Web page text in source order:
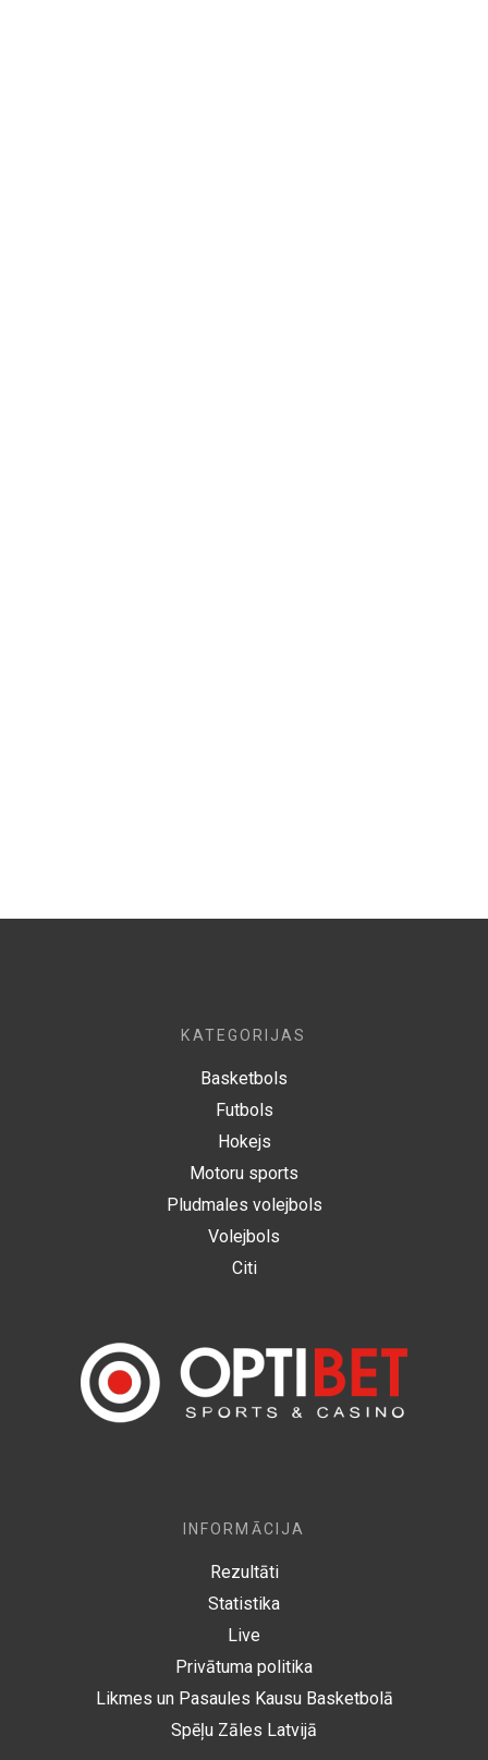
KATEGORIJAS
Basketbols
Futbols
Hokejs
Motoru sports
Pludmales volejbols
Volejbols
Citi
INFORMĀCIJA
Rezultāti
Statistika
Live
Privātuma politika
Likmes un Pasaules Kausu Basketbolā
Spēļu Zāles Latvijā